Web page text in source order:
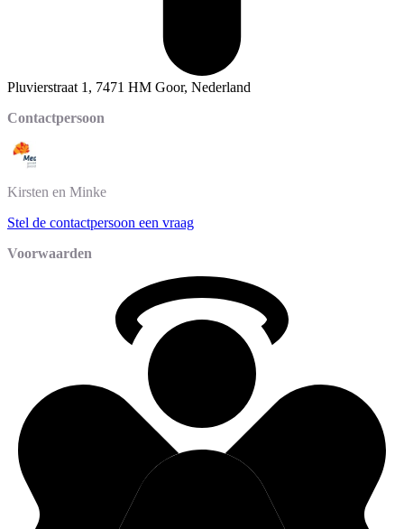
Pluvierstraat 1, 7471 HM Goor, Nederland
Contactpersoon
Kirsten en Minke
Stel de contactpersoon een vraag
Voorwaarden